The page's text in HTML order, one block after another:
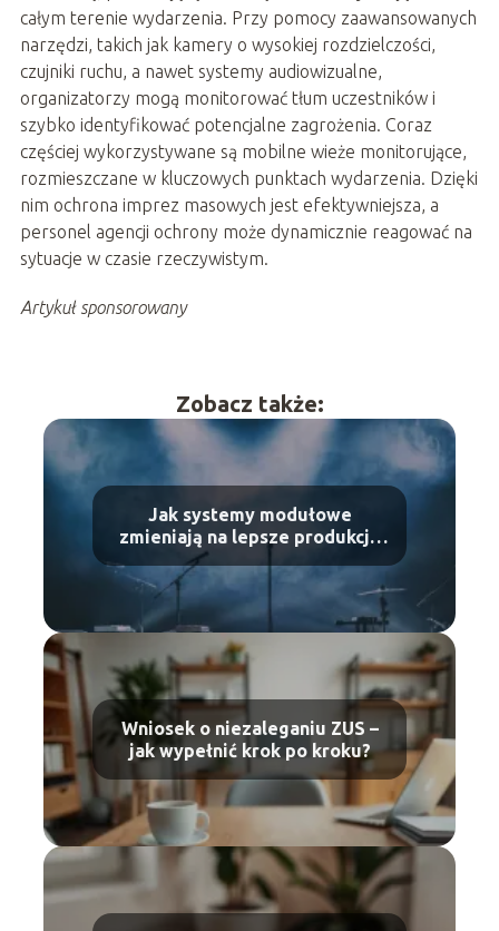
całym terenie wydarzenia. Przy pomocy zaawansowanych
narzędzi, takich jak kamery o wysokiej rozdzielczości,
czujniki ruchu, a nawet systemy audiowizualne,
organizatorzy mogą monitorować tłum uczestników i
szybko identyfikować potencjalne zagrożenia. Coraz
częściej wykorzystywane są mobilne wieże monitorujące,
rozmieszczane w kluczowych punktach wydarzenia. Dzięki
nim ochrona imprez masowych jest efektywniejsza, a
personel agencji ochrony może dynamicznie reagować na
sytuacje w czasie rzeczywistym.
Artykuł sponsorowany
Zobacz także:
Jak systemy modułowe
zmieniają na lepsze produkcję
wydarzeń masowych?
Wniosek o niezaleganiu ZUS –
jak wypełnić krok po kroku?